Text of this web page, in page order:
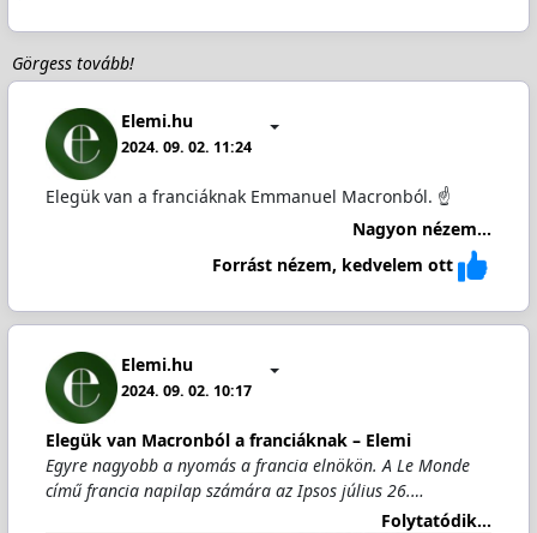
Görgess tovább!
Elemi.hu
2024. 09. 02. 11:24
Elegük van a franciáknak Emmanuel Macronból. ☝️
Nagyon nézem...
Forrást nézem, kedvelem ott
Elemi.hu
2024. 09. 02. 10:17
Elegük van Macronból a franciáknak – Elemi
Egyre nagyobb a nyomás a francia elnökön. A Le Monde
című francia napilap számára az Ipsos július 26.…
Folytatódik...